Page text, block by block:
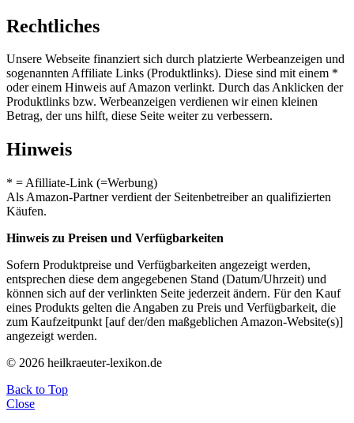
Rechtliches
Unsere Webseite finanziert sich durch platzierte Werbeanzeigen und
sogenannten Affiliate Links (Produktlinks). Diese sind mit einem *
oder einem Hinweis auf Amazon verlinkt. Durch das Anklicken der
Produktlinks bzw. Werbeanzeigen verdienen wir einen kleinen
Betrag, der uns hilft, diese Seite weiter zu verbessern.
Hinweis
* = Afilliate-Link (=Werbung)
Als Amazon-Partner verdient der Seitenbetreiber an qualifizierten
Käufen.
Hinweis zu Preisen und Verfügbarkeiten
Sofern Produktpreise und Verfügbarkeiten angezeigt werden,
entsprechen diese dem angegebenen Stand (Datum/Uhrzeit) und
können sich auf der verlinkten Seite jederzeit ändern. Für den Kauf
eines Produkts gelten die Angaben zu Preis und Verfügbarkeit, die
zum Kaufzeitpunkt [auf der/den maßgeblichen Amazon-Website(s)]
angezeigt werden.
© 2026 heilkraeuter-lexikon.de
Back to Top
Close